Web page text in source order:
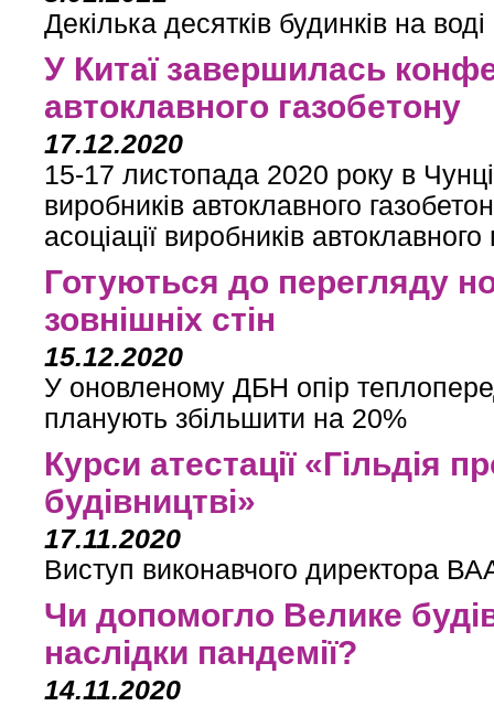
Декілька десятків будинків на
У Китаї завершилась
автоклавного газобетону
17.12.2020
15-17 листопада 2020 року в
виробників автоклавного
асоціації виробників
Готуються до перегляду
зовнішніх стін
15.12.2020
У оновленому ДБН опір
планують збільшити на 20%
Курси атестації «Гільдія
будівництві»
17.11.2020
Виступ виконавчого директора
Чи допомогло Велике
наслідки пандемії?
14.11.2020